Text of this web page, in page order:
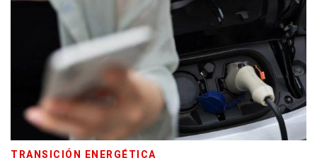
TRANSICIÓN ENERGÉTICA